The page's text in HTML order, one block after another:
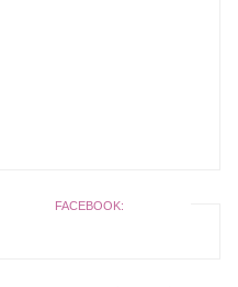
FACEBOOK: